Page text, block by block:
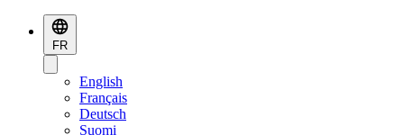
FR
English
Français
Deutsch
Suomi